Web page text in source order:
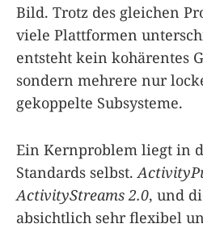
Bild. Trotz des gleichen
viele Plattformen
entsteht kein kohärentes
sondern mehrere nur
gekoppelte Subsysteme.
Ein Kernproblem liegt in
Standards selbst.
ActivityStreams 2.0, und
absichtlich sehr flexibel